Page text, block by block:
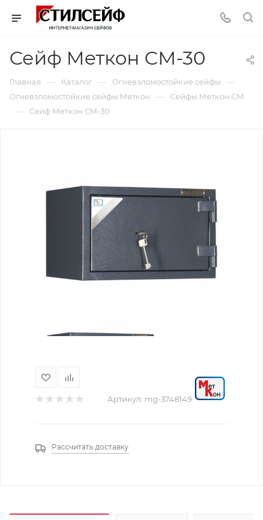
Сейф Меткон СМ-30
Главная — Каталог — Огневзломостойкие сейфы —
Огневзломостойкие сейфы Меткон — Сейфы Меткон СМ
— Сейф Меткон СМ-30
Артикул: mg-3748149
Рассчитать доставку